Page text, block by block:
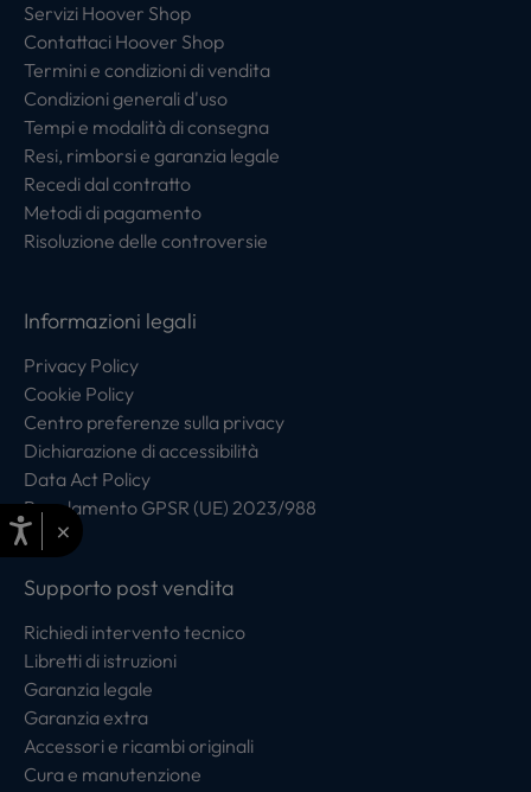
Servizi Hoover Shop
Contattaci Hoover Shop
Termini e condizioni di vendita
Condizioni generali d'uso
Tempi e modalità di consegna
Resi, rimborsi e garanzia legale
Recedi dal contratto
Metodi di pagamento
Risoluzione delle controversie
Informazioni legali
Privacy Policy
Cookie Policy
Centro preferenze sulla privacy
Dichiarazione di accessibilità
Data Act Policy
Regolamento GPSR (UE) 2023/988
Supporto post vendita
Richiedi intervento tecnico
Libretti di istruzioni
Garanzia legale
Garanzia extra
Accessori e ricambi originali
Cura e manutenzione
×